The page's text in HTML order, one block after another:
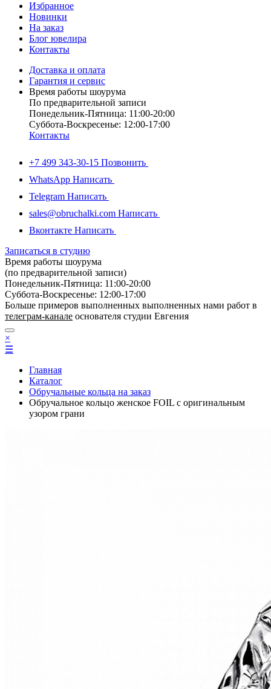
Избранное
Новинки
На заказ
Блог ювелира
Контакты
Доставка и оплата
Гарантия и сервис
Время работы шоурума
По предварительной записи
Понедельник-Пятница: 11:00-20:00
Суббота-Bоcкресенье: 12:00-17:00
Контакты
+7 499 343-30-15 Позвонить
WhatsApp Написать
Telegram Написать
sales@obruchalki.com Написать
Вконтакте Написать
Записаться в студию
Время работы шоурума
(по предварительной записи)
Понедельник-Пятница: 11:00-20:00
Суббота-Bоcкресенье: 12:00-17:00
Больше примеров выполненных выполненных нами работ в
телеграм-канале основателя студии Евгения
×
☰
Главная
Каталог
Обручальные кольца на заказ
Обручальное кольцо женское FOIL с оригинальным
узором грани